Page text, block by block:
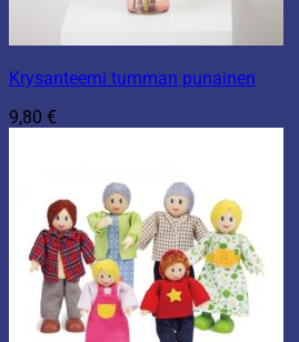
Krysanteemi tumman punainen
9,80 €